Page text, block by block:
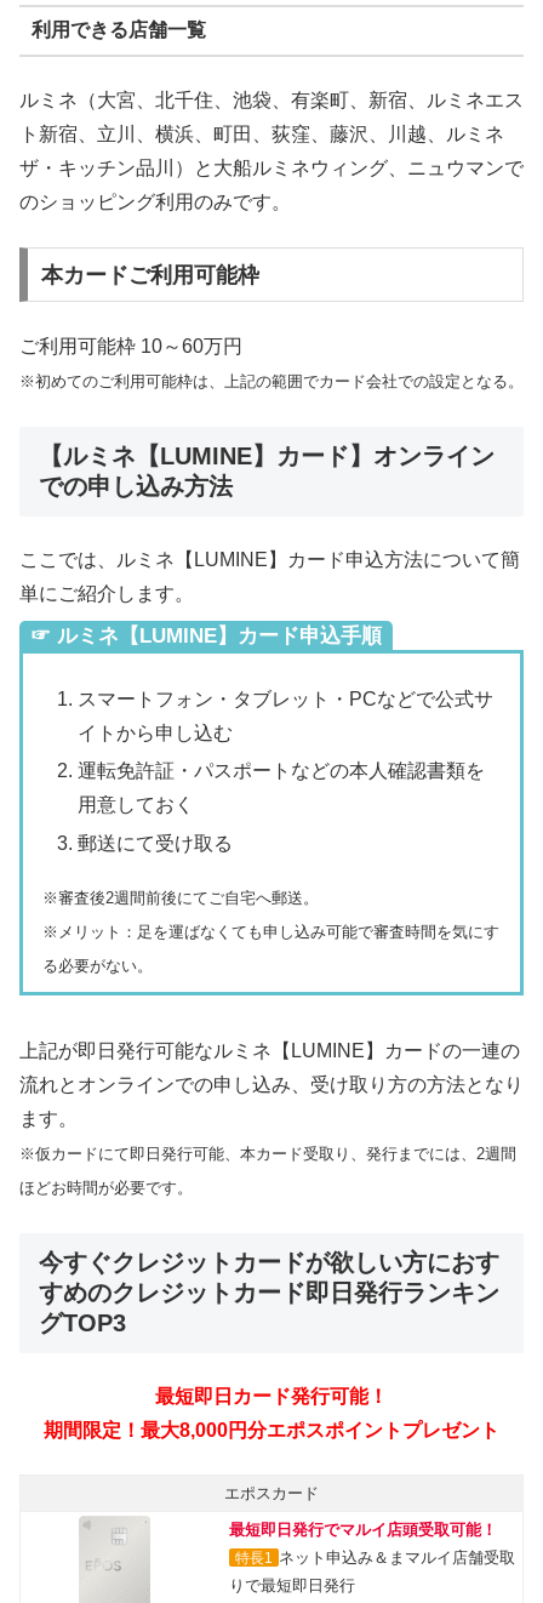
利用できる店舗一覧
ルミネ（大宮、北千住、池袋、有楽町、新宿、ルミネエス
ト新宿、立川、横浜、町田、荻窪、藤沢、川越、ルミネ
ザ・キッチン品川）と大船ルミネウィング、ニュウマンで
のショッピング利用のみです。
本カードご利用可能枠
ご利用可能枠 10～60万円
※初めてのご利用可能枠は、上記の範囲でカード会社での設定となる。
【ルミネ【LUMINE】カード】オンライン
での申し込み方法
ここでは、ルミネ【LUMINE】カード申込方法について簡
単にご紹介します。
☞ ルミネ【LUMINE】カード申込手順
スマートフォン・タブレット・PCなどで公式サ
イトから申し込む
運転免許証・パスポートなどの本人確認書類を
用意しておく
郵送にて受け取る
※審査後2週間前後にてご自宅へ郵送。
※メリット：足を運ばなくても申し込み可能で審査時間を気にす
る必要がない。
上記が即日発行可能なルミネ【LUMINE】カードの一連の
流れとオンラインでの申し込み、受け取り方の方法となり
ます。
※仮カードにて即日発行可能、本カード受取り、発行までには、2週間
ほどお時間が必要です。
今すぐクレジットカードが欲しい方におす
すめのクレジットカード即日発行ランキン
グTOP3
最短即日カード発行可能！
期間限定！最大8,000円分エポスポイントプレゼント
エポスカード
最短即日発行でマルイ店頭受取可能！
特長1 ネット申込み＆まマルイ店舗受取
りで最短即日発行